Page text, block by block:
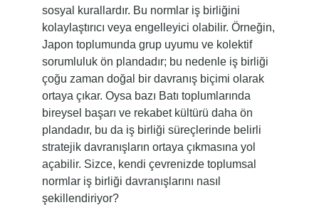
sosyal kurallardır. Bu normlar iş birliğini
kolaylaştırıcı veya engelleyici olabilir. Örneğin,
Japon toplumunda grup uyumu ve kolektif
sorumluluk ön plandadır; bu nedenle iş birliği
çoğu zaman doğal bir davranış biçimi olarak
ortaya çıkar. Oysa bazı Batı toplumlarında
bireysel başarı ve rekabet kültürü daha ön
plandadır, bu da iş birliği süreçlerinde belirli
stratejik davranışların ortaya çıkmasına yol
açabilir. Sizce, kendi çevrenizde toplumsal
normlar iş birliği davranışlarını nasıl
şekillendiriyor?